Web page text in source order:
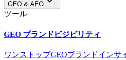
GEO & AEO
ツール
GEO ブランドビジビリティ
ワンストップGEOブランドインサ